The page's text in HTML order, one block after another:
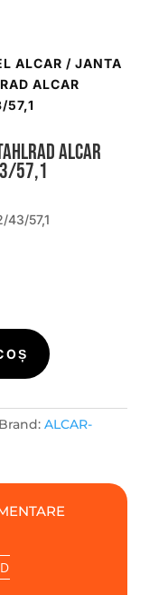
ALCAR / JANTA
ALCAR
57,1
ALCAR
57,1
43/57,1
Brand: ALCAR-